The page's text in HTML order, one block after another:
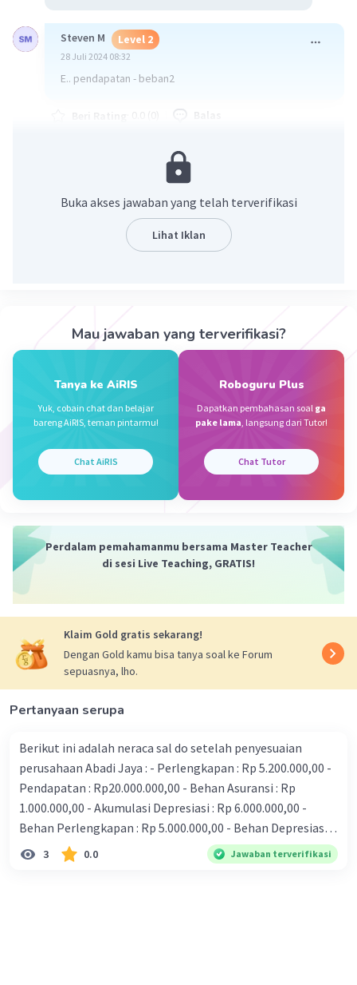
Steven M Level 2
28 Juli 2024 08:32
E.. pendapatan - beban2
Balas
Iklan
Buka akses jawaban yang telah terverifikasi
Lihat Iklan
Mau jawaban yang terverifikasi?
Tanya ke AiRIS
Yuk, cobain chat dan belajar
bareng AiRIS, teman pintarmu!
Chat AiRIS
Roboguru Plus
Dapatkan pembahasan soal ga
pake lama, langsung dari Tutor!
Chat Tutor
Perdalam pemahamanmu bersama Master Teacher
di sesi Live Teaching, GRATIS!
Klaim Gold gratis sekarang!
Dengan Gold kamu bisa tanya soal ke Forum
sepuasnya, lho.
Pertanyaan serupa
Berikut ini adalah neraca sal do setelah penyesuaian
perusahaan Abadi Jaya : - Perlengkapan : Rp 5.200.000,00 -
Pendapatan : Rp20.000.000,00 - Behan Asuransi : Rp
1.000.000,00 - Akumulasi Depresiasi : Rp 6.000.000,00 -
Behan Perlengkapan : Rp 5.000.000,00 - Behan Depresiasi :
Rp 2.000.000,00 - Asuransi Dihayar di Muka: Rpli
.OOO.OOO,OO Laba bersih untuk peri ode terse but adalah
3 0.0 Jawaban terverifikasi